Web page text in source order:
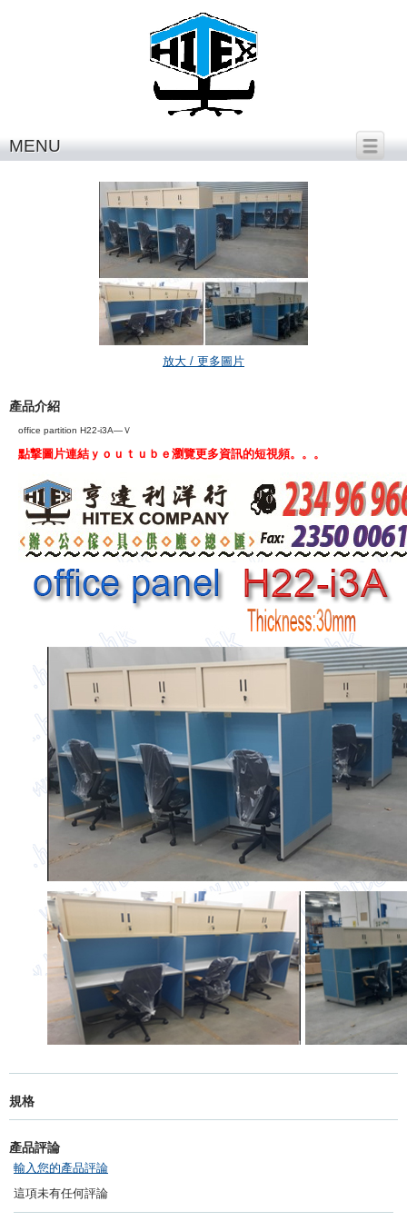
MENU
H22-i3A-V
放大 / 更多圖片
產品介紹
office partition H22-i3A—Ｖ
點撃圖片連結ｙｏｕｔｕｂｅ瀏覽更多資訊的短視頻。。。
規格
產品評論
輸入您的產品評論
這項未有任何評論